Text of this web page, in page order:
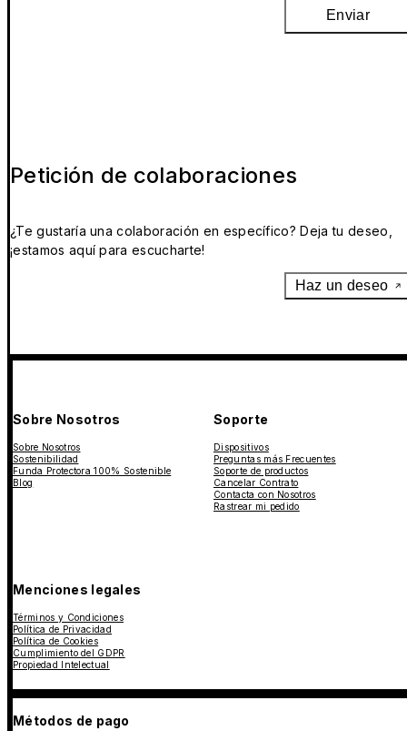
Enviar
Petición de colaboraciones
¿Te gustaría una colaboración en específico? Deja tu deseo,
¡estamos aquí para escucharte!
Haz un deseo
Sobre Nosotros
Sobre Nosotros
Sostenibilidad
Funda Protectora 100% Sostenible
Blog
Soporte
Dispositivos
Preguntas más Frecuentes
Soporte de productos
Cancelar Contrato
Contacta con Nosotros
Rastrear mi pedido
Menciones legales
Términos y Condiciones
Política de Privacidad
Política de Cookies
Cumplimiento del GDPR
Propiedad Intelectual
Métodos de pago